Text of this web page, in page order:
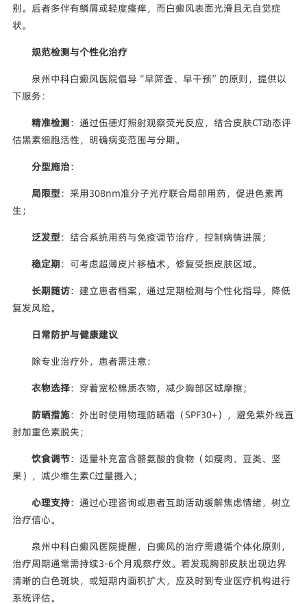
别。后者多伴有鳞屑或轻度瘙痒，而白癜风表面光滑且无自觉症
状。
规范检测与个性化治疗
泉州中科白癜风医院倡导“早筛查、早干预”的原则，提供以
下服务：
精准检测：通过伍德灯照射观察荧光反应，结合皮肤CT动态评
估黑素细胞活性，明确病变范围与分期。
分型施治：
局限型：采用308nm准分子光疗联合局部用药，促进色素再
生；
泛发型：结合系统用药与免疫调节治疗，控制病情进展；
稳定期：可考虑超薄皮片移植术，修复受损皮肤区域。
长期随访：建立患者档案，通过定期检测与个性化指导，降低
复发风险。
日常防护与健康建议
除专业治疗外，患者需注意：
衣物选择：穿着宽松棉质衣物，减少胸部区域摩擦；
防晒措施：外出时使用物理防晒霜（SPF30+），避免紫外线直
射加重色素脱失；
饮食调节：适量补充富含酪氨酸的食物（如瘦肉、豆类、坚
果），减少维生素C过量摄入；
心理支持：通过心理咨询或患者互助活动缓解焦虑情绪，树立
治疗信心。
泉州中科白癜风医院提醒，白癜风的治疗需遵循个体化原则，
治疗周期通常需持续3-6个月观察疗效。若发现胸部皮肤出现边界
清晰的白色斑块，或短期内面积扩大，应及时到专业医疗机构进行
系统评估。